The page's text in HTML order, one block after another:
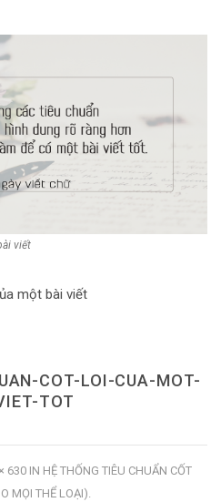
viết
một bài viết
COT-LOI-CUA-MOT-
TOT
630 IN HỆ THỐNG TIÊU CHUẨN CỐT
MỌI THỂ LOẠI).